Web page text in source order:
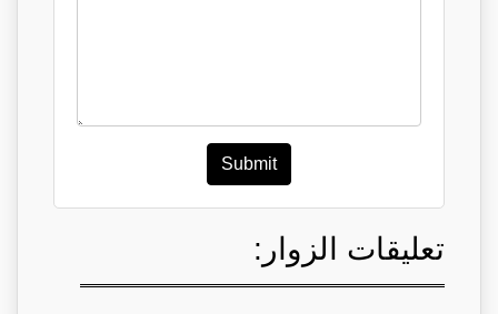
Submit
تعليقات الزوار: